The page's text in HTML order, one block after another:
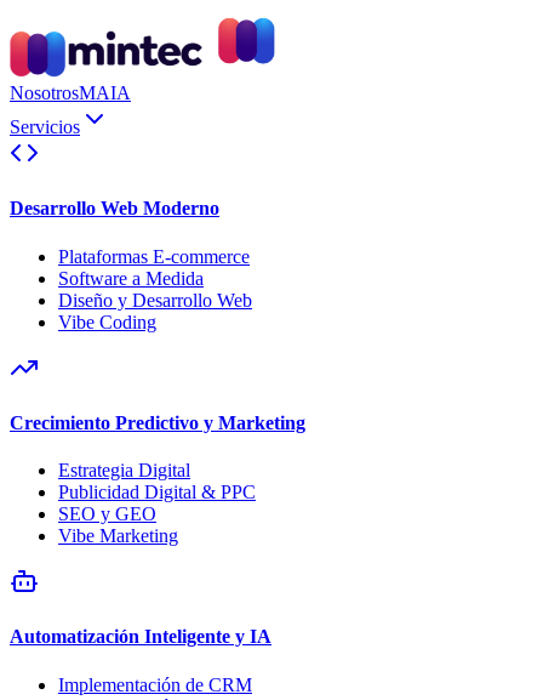
NosotrosMAIA
Servicios
Desarrollo Web Moderno
Plataformas E-commerce
Software a Medida
Diseño y Desarrollo Web
Vibe Coding
Crecimiento Predictivo y Marketing
Estrategia Digital
Publicidad Digital & PPC
SEO y GEO
Vibe Marketing
Automatización Inteligente y IA
Implementación de CRM